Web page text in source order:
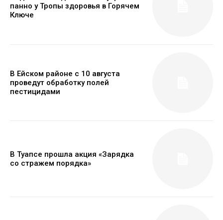
панно у Тропы здоровья в Горячем
Ключе
В Ейском районе с 10 августа
проведут обработку полей
пестицидами
В Туапсе прошла акция «Зарядка
со стражем порядка»